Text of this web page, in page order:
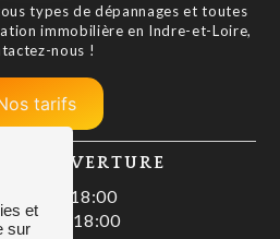
types de dépannages et toutes
immobilière en Indre-et-Loire,
nous !
tarifs
D'OUVERTURE
: 08:00–18:00
08:00–18:00
et
sur